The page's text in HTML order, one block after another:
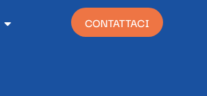
CONTATTACI